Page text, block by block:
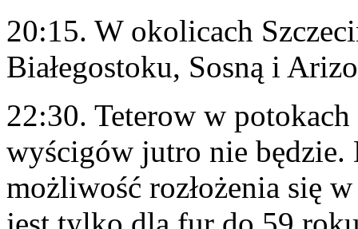
20:15. W okolicach
Białegostoku, Sosną i
22:30. Teterow w
wyścigów jutro nie
możliwość rozłożenia się